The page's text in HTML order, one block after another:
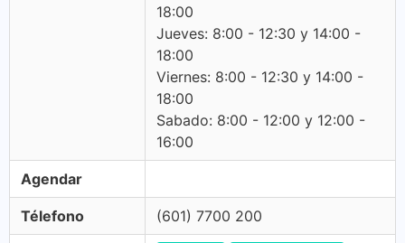
18:00
Jueves: 8:00 - 12:30 y 14:00 -
18:00
Viernes: 8:00 - 12:30 y 14:00 -
18:00
Sabado: 8:00 - 12:00 y 12:00 -
16:00
Agendar
Télefono (601) 7700 200